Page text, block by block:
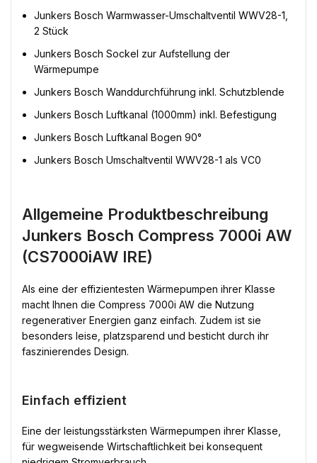
Junkers Bosch Warmwasser-Umschaltventil WWV28-1,
2 Stück
Junkers Bosch Sockel zur Aufstellung der
Wärmepumpe
Junkers Bosch Wanddurchführung inkl. Schutzblende
Junkers Bosch Luftkanal (1000mm) inkl. Befestigung
Junkers Bosch Luftkanal Bogen 90°
Junkers Bosch Umschaltventil WWV28-1 als VC0
Allgemeine Produktbeschreibung
Junkers Bosch Compress 7000i AW
(CS7000iAW IRE)
Als eine der effizientesten Wärmepumpen ihrer Klasse
macht Ihnen die Compress 7000i AW die Nutzung
regenerativer Energien ganz einfach. Zudem ist sie
besonders leise, platzsparend und besticht durch ihr
faszinierendes Design.
Einfach effizient
Eine der leistungsstärksten Wärmepumpen ihrer Klasse,
für wegweisende Wirtschaftlichkeit bei konsequent